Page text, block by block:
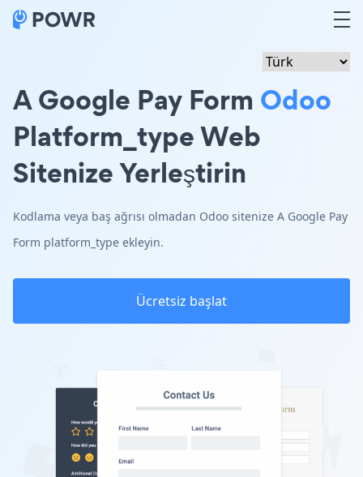
A Google Pay Form Odoo
Platform_type Web
Sitenize Yerleştirin
Kodlama veya baş ağrısı olmadan Odoo sitenize A Google Pay
Form platform_type ekleyin.
Ücretsiz başlat